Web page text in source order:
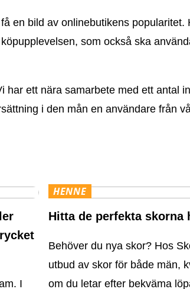
en bild av onlinebutikens popularitet.
som också ska
har ett nära samarbete med ett antal
i den mån en användare från
I
HENNE
Hitta de perfekta skorna
Behöver du nya skor? Hos
utbud av skor för både män,
om du letar efter bekväma